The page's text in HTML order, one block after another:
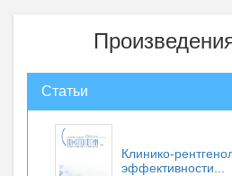
Статьи
Клинико-
эффективности...